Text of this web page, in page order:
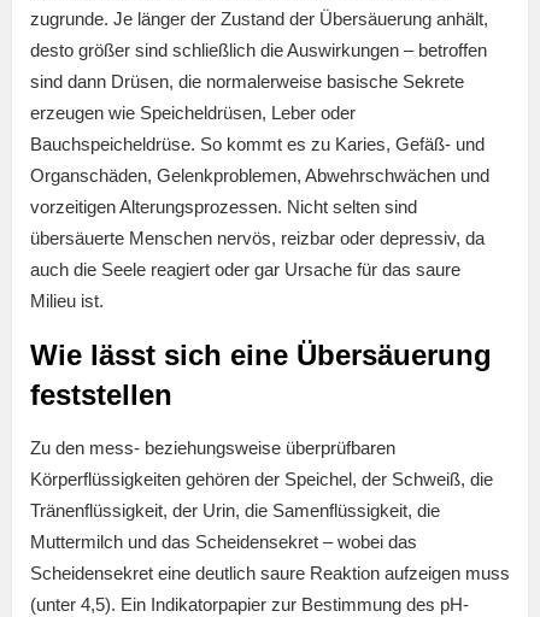
zugrunde. Je länger der Zustand der Übersäuerung anhält,
desto größer sind schließlich die Auswirkungen – betroffen
sind dann Drüsen, die normalerweise basische Sekrete
erzeugen wie Speicheldrüsen, Leber oder
Bauchspeicheldrüse. So kommt es zu Karies, Gefäß- und
Organschäden, Gelenkproblemen, Abwehrschwächen und
vorzeitigen Alterungsprozessen. Nicht selten sind
übersäuerte Menschen nervös, reizbar oder depressiv, da
auch die Seele reagiert oder gar Ursache für das saure
Milieu ist.
Wie lässt sich eine Übersäuerung
feststellen
Zu den mess- beziehungsweise überprüfbaren
Körperflüssigkeiten gehören der Speichel, der Schweiß, die
Tränenflüssigkeit, der Urin, die Samenflüssigkeit, die
Muttermilch und das Scheidensekret – wobei das
Scheidensekret eine deutlich saure Reaktion aufzeigen muss
(unter 4,5). Ein Indikatorpapier zur Bestimmung des pH-